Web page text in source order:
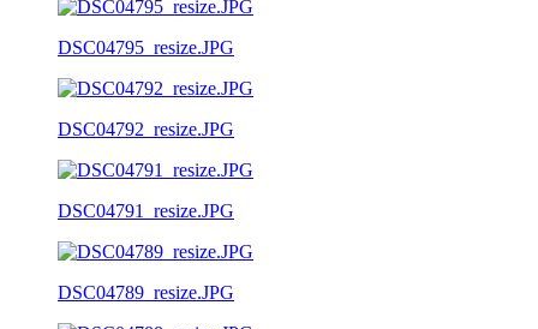
DSC04795_resize.JPG
DSC04792_resize.JPG
DSC04791_resize.JPG
DSC04789_resize.JPG